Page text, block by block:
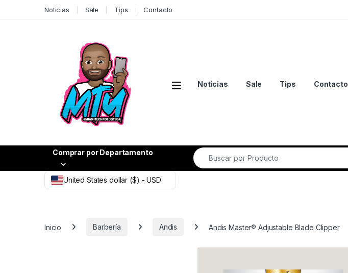
Noticias Sale Tips Contacto
Noticias Sale Tips Contacto
Comprar por Departamento Search for:
United States dollar ($) - USD
Inicio Barbería Andis Andis Master® Adjustable Blade Clipper